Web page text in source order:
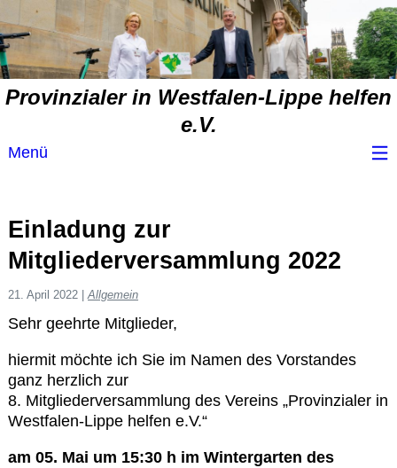
Provinzialer in Westfalen-Lippe helfen
e.V.
Menü
Service
Spendenvorschlag
Kontakt
Einladung zur
Mitgliederversammlung 2022
21. April 2022 |Allgemein
Sehr geehrte Mitglieder,
hiermit möchte ich Sie im Namen des Vorstandes
ganz herzlich zur
8. Mitgliederversammlung des Vereins „Provinzialer in
Westfalen-Lippe helfen e.V.“
am 05. Mai um 15:30 h im Wintergarten des